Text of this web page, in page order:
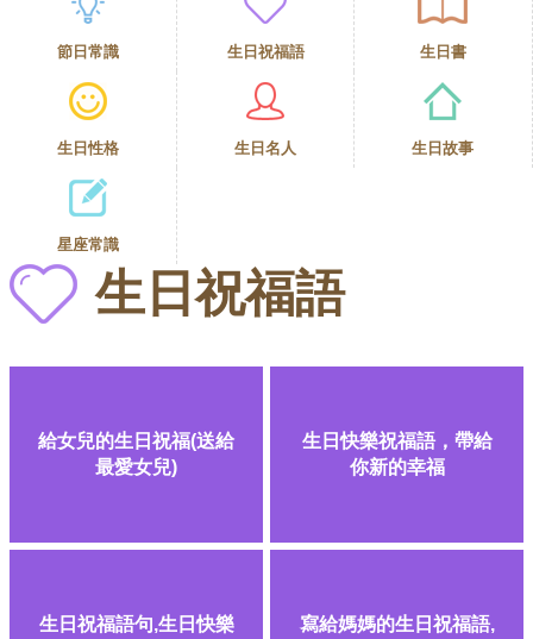
節日常識 生日祝福語 生日書
生日性格 生日名人 生日故事
星座常識
生日祝福語
給女兒的生日祝福(送給
最愛女兒)
生日快樂祝福語，帶給
你新的幸福
生日祝福語句,生日快樂
寫給媽媽的生日祝福語,